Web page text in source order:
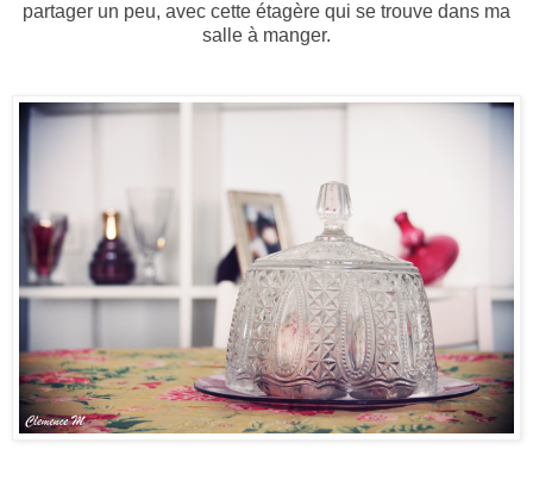
partager un peu, avec cette étagère qui se trouve dans ma
salle à manger.